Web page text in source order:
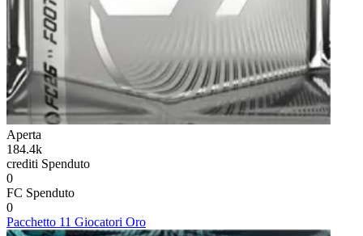
Aperta
184.4k
crediti Spenduto
0
FC Spenduto
0
Pacchetto 11 Giocatori Oro